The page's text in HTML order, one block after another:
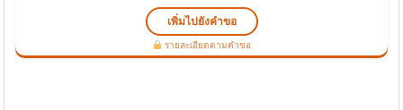
เพิ่มไปยังคำขอ
รายละเอียดตามคำขอ